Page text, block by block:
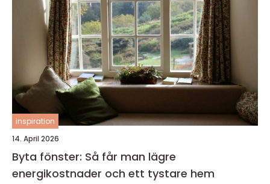
inspiration
14. April 2026
Byta fönster: Så får man lägre
energikostnader och ett tystare hem